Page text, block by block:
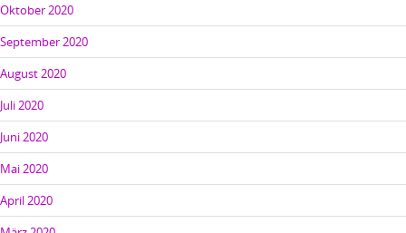
Oktober 2020
September 2020
August 2020
Juli 2020
Juni 2020
Mai 2020
April 2020